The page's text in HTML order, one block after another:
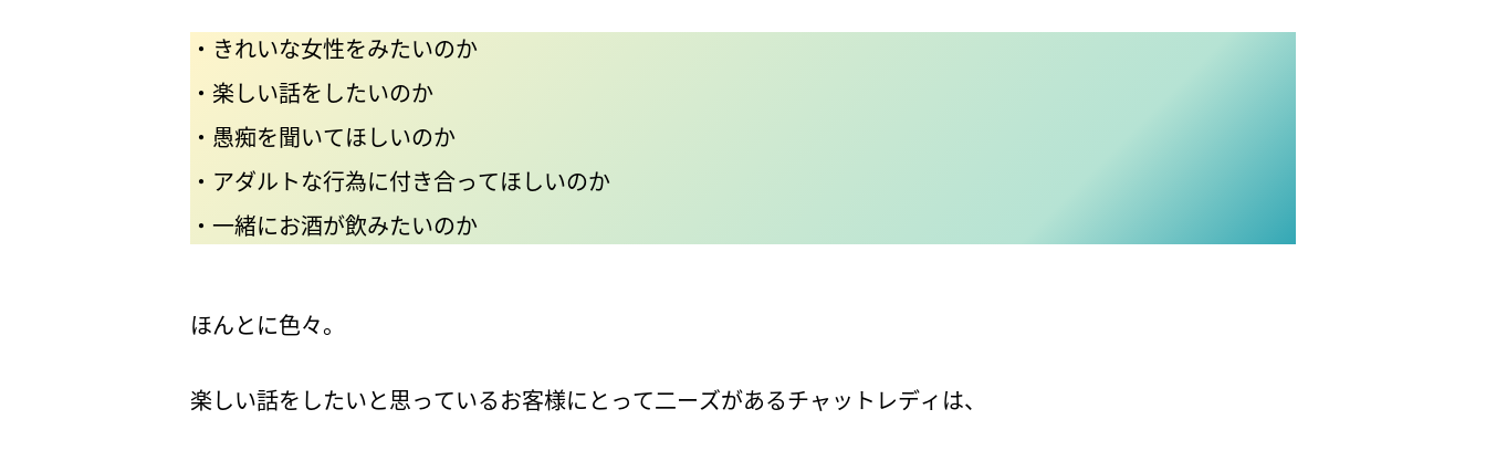
・きれいな女性をみたいのか
・楽しい話をしたいのか
・愚痴を聞いてほしいのか
・アダルトな行為に付き合ってほしいのか
・一緒にお酒が飲みたいのか
ほんとに色々。
楽しい話をしたいと思っているお客様にとって二ーズがあるチャットレディは、